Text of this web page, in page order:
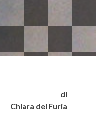
di
Chiara del Furia